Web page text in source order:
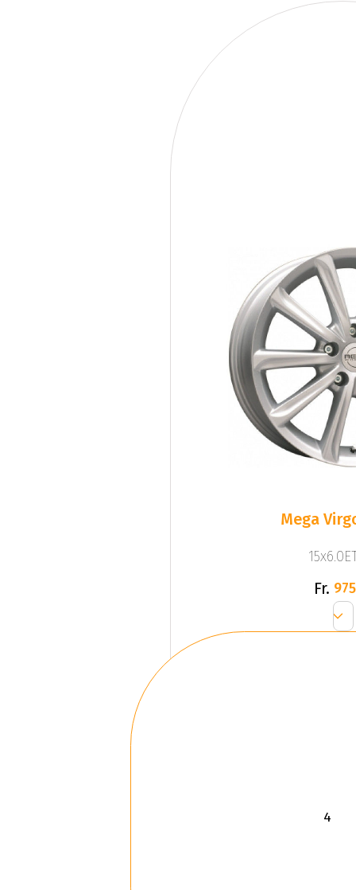
Mega
Fr.